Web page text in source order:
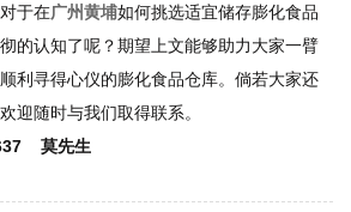
于在广州黄埔如何挑选适宜储存膨化食品
的认知了呢？期望上文能够助力大家一臂
利寻得心仪的膨化食品仓库。倘若大家还
迎随时与我们取得联系。
莫先生